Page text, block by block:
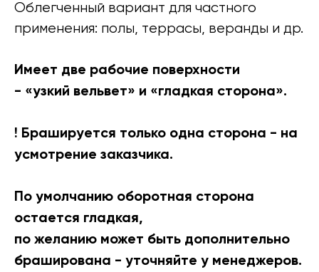
Облегченный вариант для частного
применения: полы, террасы, веранды и др.
Имеет две рабочие поверхности
- «узкий вельвет» и «гладкая сторона».
! Брашируется только одна сторона - на
усмотрение заказчика.
По умолчанию оборотная сторона
остается гладкая,
по желанию может быть дополнительно
браширована - уточняйте у менеджеров.
Доставляем по
всей России
Осуществляем отправку в день заказа
со складов в Москве, Санкт-
Петербурге, Ростове-на-Дону,
Казани, Самаре и Чебоксарах.
Доставляем собственным транспортом
или транспортными компаниями:
Мы работаем
официально
поэтому Вы можете
оплатить
способом: